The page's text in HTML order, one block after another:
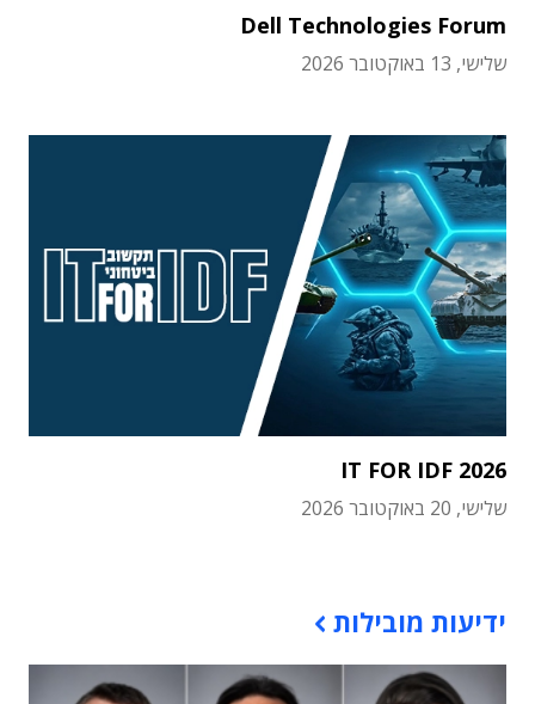
Dell Technologies Forum
שלישי, 13 באוקטובר 2026
IT FOR IDF 2026
שלישי, 20 באוקטובר 2026
ידיעות מובילות